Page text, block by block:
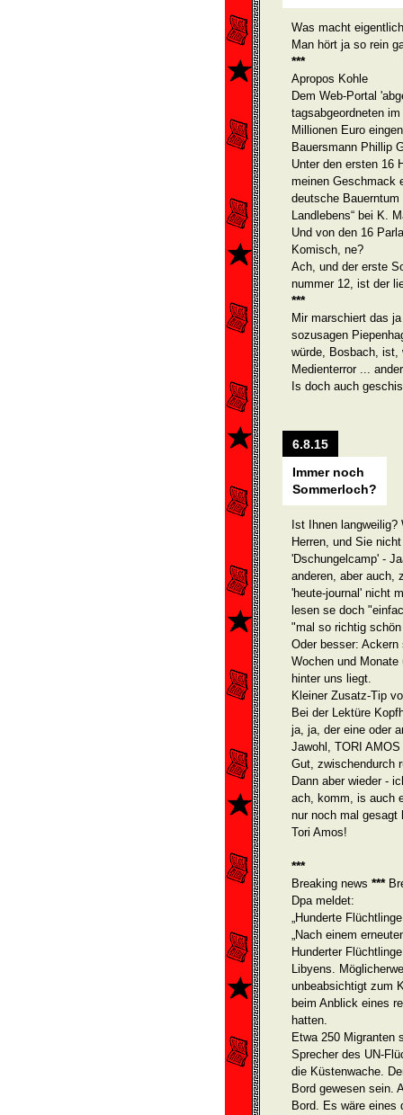
Was macht
Man hört ja so rein
***
Apropos Kohle
Dem Web-Portal
tagsabgeordneten
Millionen Euro
Bauersmann Phillip
Unter den ersten 16
meinen Geschmack
deutsche Bauerntum
Landlebens“ bei K.
Und von den 16
Komisch, ne?
Ach, und der erste
nummer 12, ist der
***
Mir marschiert das
sozusagen
würde, Bosbach, ist,
Medienterror ...
Is doch auch
6.8.15
Immer noch
Sommerloch?
Ist Ihnen
Herren, und Sie
'Dschungelcamp' -
anderen, aber auch,
'heute-journal' nicht
lesen se doch
"mal so richtig
Oder besser:
Wochen und
hinter uns liegt.
Kleiner Zusatz-Tip
Bei der Lektüre
ja, ja, der eine oder
Jawohl, TORI
Gut, zwischendurch
Dann aber wieder -
ach, komm, is auch
nur noch mal gesagt
Tori Amos!
***
Breaking news ***
Dpa meldet:
„Hunderte
„Nach einem
Hunderter
Libyens.
unbeabsichtigt zum
beim Anblick eines
hatten.
Etwa 250 Migranten
Sprecher des UN-
die Küstenwache.
Bord gewesen sein.
Bord. Es wäre eines